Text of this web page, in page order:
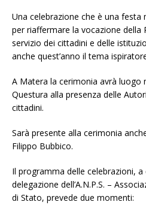
Una celebrazione che è una festa
per riaffermare la vocazione della
servizio dei cittadini e delle
anche quest’anno il tema
A Matera la cerimonia avrà luogo
Questura alla presenza delle
cittadini.
Sarà presente alla cerimonia
Filippo Bubbico.
Il programma delle celebrazioni,
delegazione dell’A.N.P.S. –
di Stato, prevede due momenti: